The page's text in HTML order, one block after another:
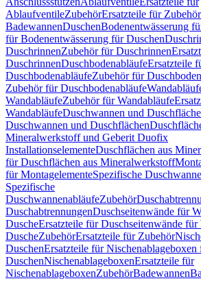
AblaufventileZubehörErsatzteile für Zubehör
BadewannenDuschenBodenentwässerung
für Bodenentwässerung für Duschen
DuschrinnenZubehör für Duschrinnen
DuschrinnenDuschbodenabläufeErsatzteile
DuschbodenabläufeZubehör für
Zubehör für Duschbodenabläufe
WandabläufeZubehör für Wandabläufe
WandabläufeDuschwannen und
Duschwannen und Duschflächen
Mineralwerkstoff und Geberit Duofix
InstallationselementeDuschflächen aus
für Duschflächen aus Mineralwerkstoff
für MontagelementeSpezifische
Spezifische
DuschwannenabläufeZubehör
DuschabtrennungenDuschseitenwände für
DuscheErsatzteile für Duschseitenwände
DuscheZubehörErsatzteile für Zubehör
DuschenErsatzteile für Nischenablageboxen
DuschenNischenablageboxenErsatzteile für
NischenablageboxenZubehörBadewannen